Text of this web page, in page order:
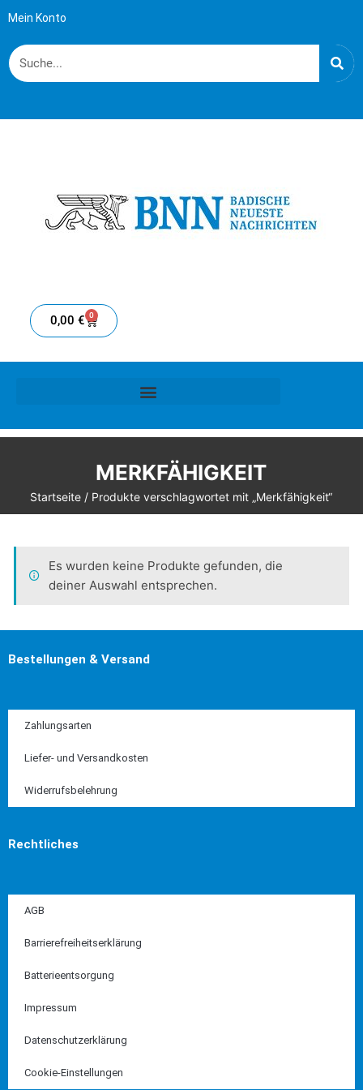
Mein Konto
0,00 € 0
MERKFÄHIGKEIT
Startseite / Produkte verschlagwortet mit „Merkfähigkeit“
Es wurden keine Produkte gefunden, die
deiner Auswahl entsprechen.
Bestellungen & Versand
Zahlungsarten
Liefer- und Versandkosten
Widerrufsbelehrung
Rechtliches
AGB
Barrierefreiheitserklärung
Batterieentsorgung
Impressum
Datenschutzerklärung
Cookie-Einstellungen